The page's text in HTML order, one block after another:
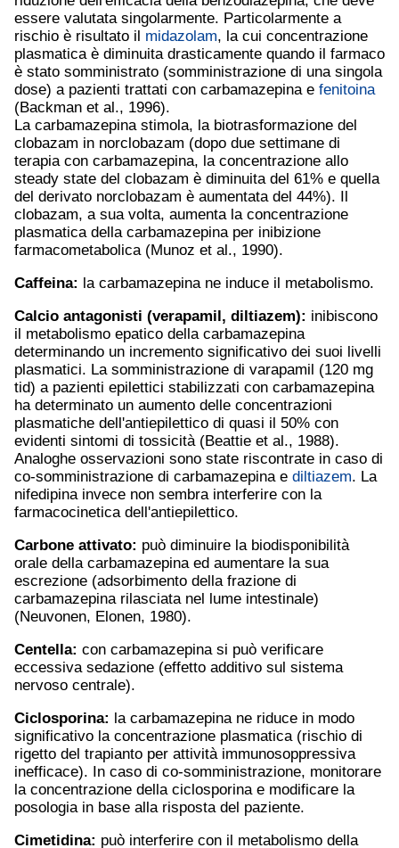
essere valutata singolarmente. Particolarmente a
rischio è risultato il midazolam, la cui concentrazione
plasmatica è diminuita drasticamente quando il farmaco
è stato somministrato (somministrazione di una singola
dose) a pazienti trattati con carbamazepina e fenitoina
(Backman et al., 1996).
La carbamazepina stimola, la biotrasformazione del
clobazam in norclobazam (dopo due settimane di
terapia con carbamazepina, la concentrazione allo
steady state del clobazam è diminuita del 61% e quella
del derivato norclobazam è aumentata del 44%). Il
clobazam, a sua volta, aumenta la concentrazione
plasmatica della carbamazepina per inibizione
farmacometabolica (Munoz et al., 1990).
Caffeina: la carbamazepina ne induce il metabolismo.
Calcio antagonisti (verapamil, diltiazem): inibiscono
il metabolismo epatico della carbamazepina
determinando un incremento significativo dei suoi livelli
plasmatici. La somministrazione di varapamil (120 mg
tid) a pazienti epilettici stabilizzati con carbamazepina
ha determinato un aumento delle concentrazioni
plasmatiche dell'antiepilettico di quasi il 50% con
evidenti sintomi di tossicità (Beattie et al., 1988).
Analoghe osservazioni sono state riscontrate in caso di
co-somministrazione di carbamazepina e diltiazem. La
nifedipina invece non sembra interferire con la
farmacocinetica dell'antiepilettico.
Carbone attivato: può diminuire la biodisponibilità
orale della carbamazepina ed aumentare la sua
escrezione (adsorbimento della frazione di
carbamazepina rilasciata nel lume intestinale)
(Neuvonen, Elonen, 1980).
Centella: con carbamazepina si può verificare
eccessiva sedazione (effetto additivo sul sistema
nervoso centrale).
Ciclosporina: la carbamazepina ne riduce in modo
significativo la concentrazione plasmatica (rischio di
rigetto del trapianto per attività immunosoppressiva
inefficace). In caso di co-somministrazione, monitorare
la concentrazione della ciclosporina e modificare la
posologia in base alla risposta del paziente.
Cimetidina: può interferire con il metabolismo della